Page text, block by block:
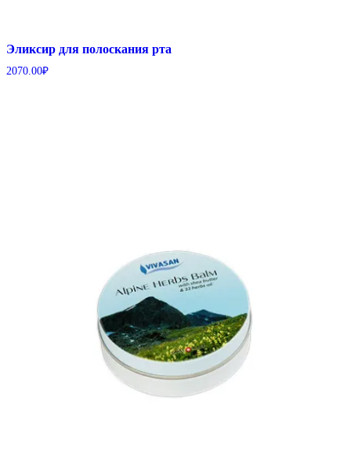
Эликсир для полоскания рта
2070.00₽